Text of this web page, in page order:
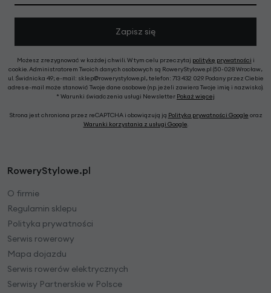
Zapisz się
Możesz zrezygnować w każdej chwili. W tym celu przeczytaj politykę prywatności i
cookie. Administratorem Twoich danych osobowych są RoweryStylowe.pl (50-028 Wrocław,
ul. Świdnicka 49; e-mail: sklep@rowerystylowe.pl, telefon: 713 432 029. Podany przez Ciebie
adres e-mail może stanowić Twoje dane osobowe (np. jeżeli zawiera Twoje imię i nazwisko).
* Warunki świadczenia usługi Newsletter Pokaż więcej
Strona jest chroniona przez reCAPTCHA i obowiązują ją Polityka prywatności Google oraz
Warunki korzystania z usługi Google.
RoweryStylowe.pl
O firmie
Regulamin sklepu
Polityka prywatności
Serwis rowerowy
Mapa dojazdu
Serwis rowerów elektrycznych
Serwisy Partnerskie w Polsce